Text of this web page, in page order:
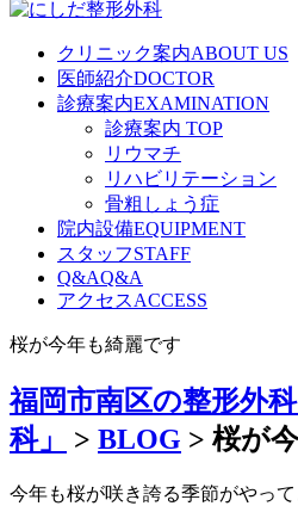
クリニック案内ABOUT US
医師紹介DOCTOR
診療案内EXAMINATION
診療案内 TOP
リウマチ
リハビリテーション
骨粗しょう症
院内設備EQUIPMENT
スタッフSTAFF
Q&AQ&A
アクセスACCESS
桜が今年も綺麗です
福岡市南区の整形外
科」
> BLOG > 桜が
今年も桜が咲き誇る季節がやって